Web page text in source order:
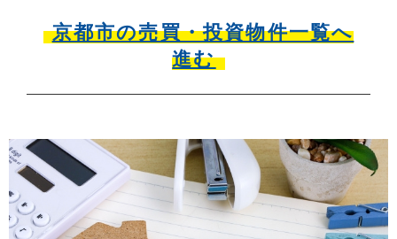
京都市の売買・投資物件一覧へ
進む